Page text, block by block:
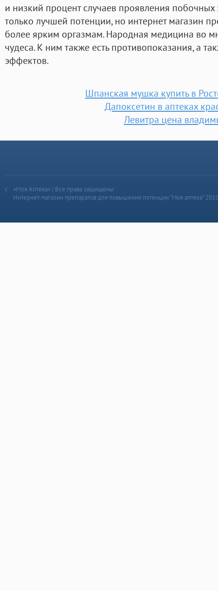
и низкий процент случаев проявления побочных
только лучшей потенции, но интернет магазин
более ярким оргазмам. Народная медицина во
чудеса. К ним также есть противопоказания, а
эффектов.
Шпанская мушка купить в
Дапоксетин в аптеках
Левитра цена
«Моя Аптека» | Все права защищены
Интернет-магазин препаратов для повышения потенции “Моя аптека”